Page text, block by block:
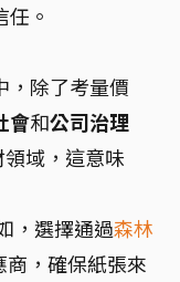
。
，除了考量價
會和公司治理
域，這意味
，選擇通過森林
，確保紙張來